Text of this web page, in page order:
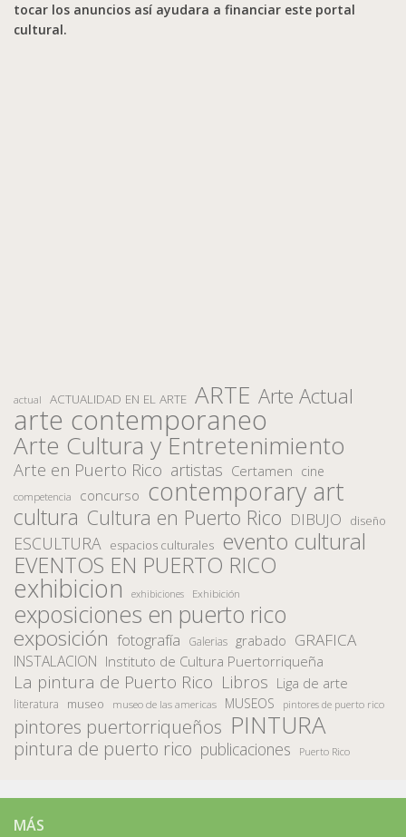
tocar los anuncios así ayudara a financiar este portal
cultural.
actual ACTUALIDAD EN EL ARTE ARTE Arte Actual
arte contemporaneo
Arte Cultura y Entretenimiento
Arte en Puerto Rico artistas Certamen cine
competencia concurso contemporary art
cultura Cultura en Puerto Rico DIBUJO diseño
ESCULTURA espacios culturales evento cultural
EVENTOS EN PUERTO RICO
exhibicion exhibiciones Exhibición
exposiciones en puerto rico
exposición fotografía Galerias grabado GRAFICA
INSTALACION Instituto de Cultura Puertorriqueña
La pintura de Puerto Rico Libros Liga de arte
literatura museo museo de las americas MUSEOS pintores de puerto rico
pintores puertorriqueños PINTURA
pintura de puerto rico publicaciones Puerto Rico
MÁS